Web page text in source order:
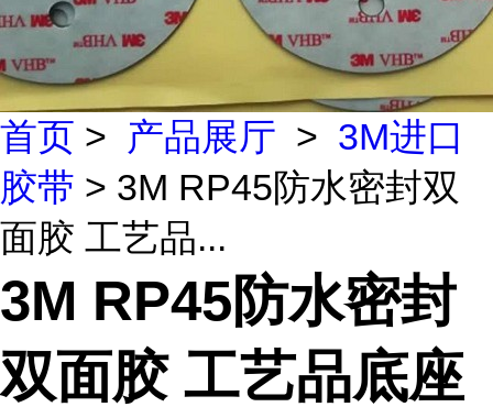
首页 > 产品展厅 > 3M进口
胶带 > 3M RP45防水密封双
面胶 工艺品...
3M RP45防水密封
双面胶 工艺品底座